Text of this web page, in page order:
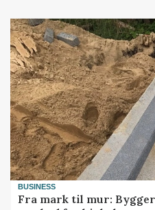
BUSINESS
Fra mark til mur: